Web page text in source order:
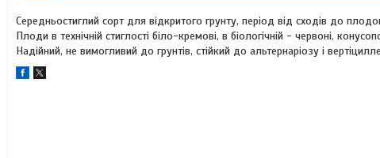
Середньостиглий сорт для відкритого грунту, період від сходів до
Плоди в технічній стиглості біло-кремові, в біологічній - червоні,
Надійний, не вимогливий до грунтів, стійкий до альтернаріозу і